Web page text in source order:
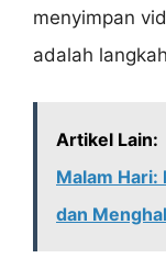
menyimpan
adalah
Artikel Lain:
Malam Hari:
dan